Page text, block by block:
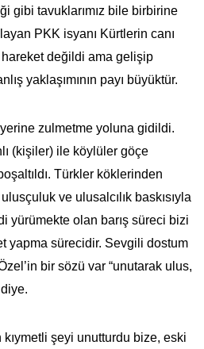
gibi tavuklarımız bile birbirine
PKK isyanı Kürtlerin canı
değildi ama gelişip
yaklaşımının payı büyüktür.
zulmetme yoluna gidildi.
(kişiler) ile köylüler göçe
Türkler köklerinden
ve ulusalcılık baskısıyla
yürümekte olan barış süreci bizi
yapma sürecidir. Sevgili dostum
bir sözü var “unutarak ulus,
kıymetli şeyi unutturdu bize, eski